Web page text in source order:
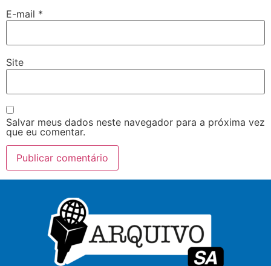
E-mail *
Site
Salvar meus dados neste navegador para a próxima vez
que eu comentar.